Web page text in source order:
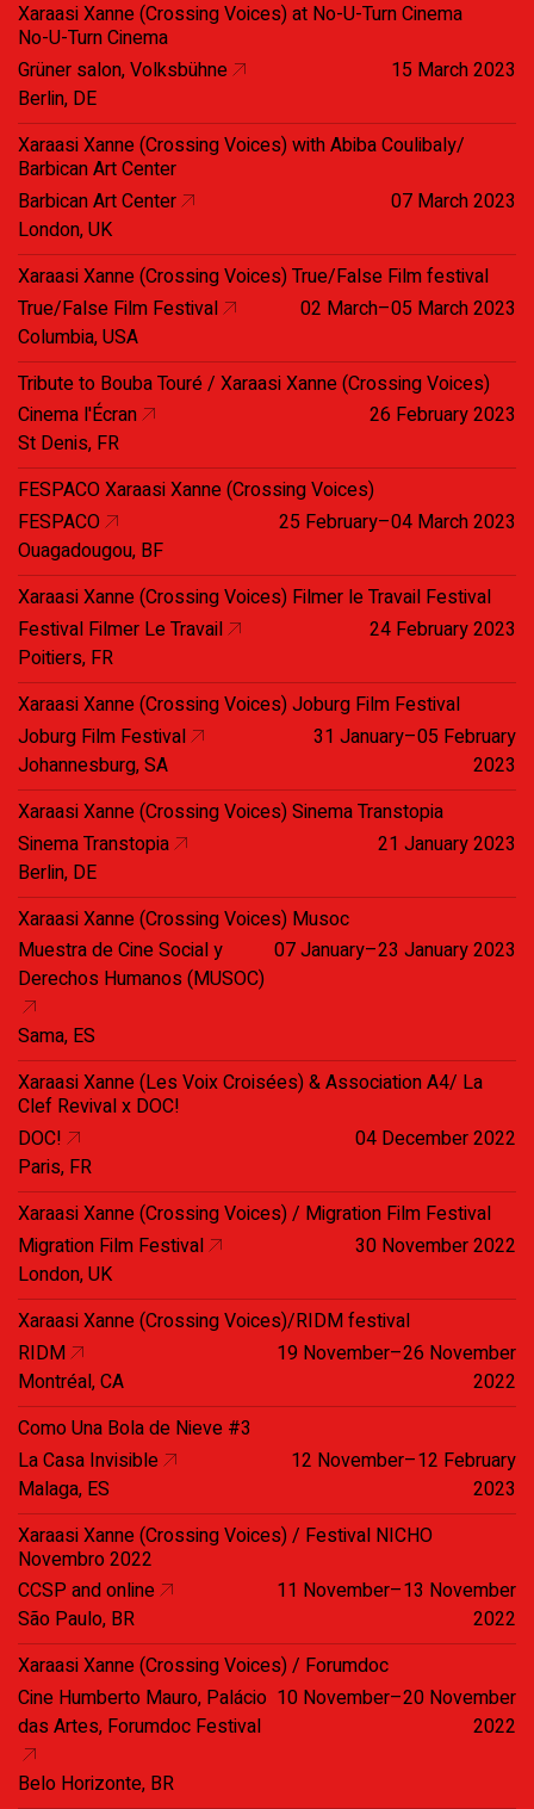
Xaraasi Xanne (Crossing Voices) at No-U-Turn Cinema
No-U-Turn Cinema
Grüner salon, Volksbühne
Berlin, DE
15 March 2023
Xaraasi Xanne (Crossing Voices) with Abiba Coulibaly/
Barbican Art Center
Barbican Art Center
London, UK
07 March 2023
Xaraasi Xanne (Crossing Voices) True/False Film festival
True/False Film Festival
Columbia, USA
02 March–05 March 2023
Tribute to Bouba Touré / Xaraasi Xanne (Crossing Voices)
Cinema l'Écran
St Denis, FR
26 February 2023
FESPACO Xaraasi Xanne (Crossing Voices)
FESPACO
Ouagadougou, BF
25 February–04 March 2023
Xaraasi Xanne (Crossing Voices) Filmer le Travail Festival
Festival Filmer Le Travail
Poitiers, FR
24 February 2023
Xaraasi Xanne (Crossing Voices) Joburg Film Festival
Joburg Film Festival
Johannesburg, SA
31 January–05 February
2023
Xaraasi Xanne (Crossing Voices) Sinema Transtopia
Sinema Transtopia
Berlin, DE
21 January 2023
Xaraasi Xanne (Crossing Voices) Musoc
Muestra de Cine Social y
Derechos Humanos (MUSOC)
Sama, ES
07 January–23 January 2023
Xaraasi Xanne (Les Voix Croisées) & Association A4/ La
Clef Revival x DOC!
DOC!
Paris, FR
04 December 2022
Xaraasi Xanne (Crossing Voices) / Migration Film Festival
Migration Film Festival
London, UK
30 November 2022
Xaraasi Xanne (Crossing Voices)/RIDM festival
RIDM
Montréal, CA
19 November–26 November
2022
Como Una Bola de Nieve #3
La Casa Invisible
Malaga, ES
12 November–12 February
2023
Xaraasi Xanne (Crossing Voices) / Festival NICHO
Novembro 2022
CCSP and online
São Paulo, BR
11 November–13 November
2022
Xaraasi Xanne (Crossing Voices) / Forumdoc
Cine Humberto Mauro, Palácio
das Artes, Forumdoc Festival
Belo Horizonte, BR
10 November–20 November
2022